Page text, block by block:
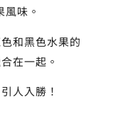
味。
和黑色水果的
在一起。
人入勝！